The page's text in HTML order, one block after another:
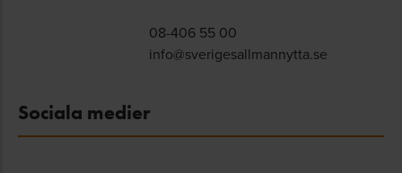
08-406 55 00
info@sverigesallmannytta.se
Sociala medier